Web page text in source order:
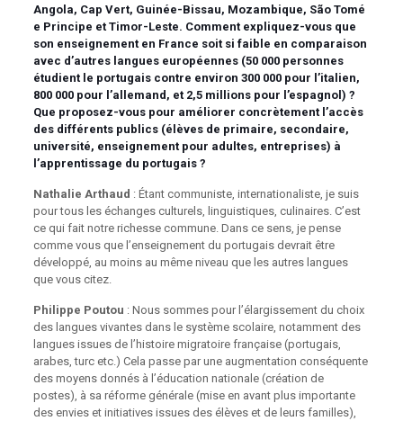
Angola, Cap Vert, Guinée-Bissau, Mozambique, São Tomé
e Principe et Timor-Leste. Comment expliquez-vous que
son enseignement en France soit si faible en comparaison
avec d’autres langues européennes (50 000 personnes
étudient le portugais contre environ 300 000 pour l’italien,
800 000 pour l’allemand, et 2,5 millions pour l’espagnol) ?
Que proposez-vous pour améliorer concrètement l’accès
des différents publics (élèves de primaire, secondaire,
université, enseignement pour adultes, entreprises) à
l’apprentissage du portugais ?
Nathalie Arthaud : Étant communiste, internationaliste, je suis
pour tous les échanges culturels, linguistiques, culinaires. C’est
ce qui fait notre richesse commune. Dans ce sens, je pense
comme vous que l’enseignement du portugais devrait être
développé, au moins au même niveau que les autres langues
que vous citez.
Philippe Poutou : Nous sommes pour l’élargissement du choix
des langues vivantes dans le système scolaire, notamment des
langues issues de l’histoire migratoire française (portugais,
arabes, turc etc.) Cela passe par une augmentation conséquente
des moyens donnés à l’éducation nationale (création de
postes), à sa réforme générale (mise en avant plus importante
des envies et initiatives issues des élèves et de leurs familles),